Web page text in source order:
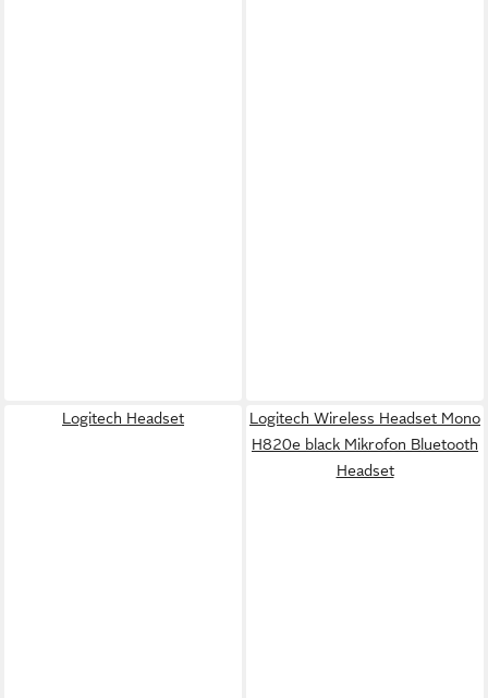
Logitech Headset
Logitech Wireless Headset Mono
H820e black Mikrofon Bluetooth
Headset